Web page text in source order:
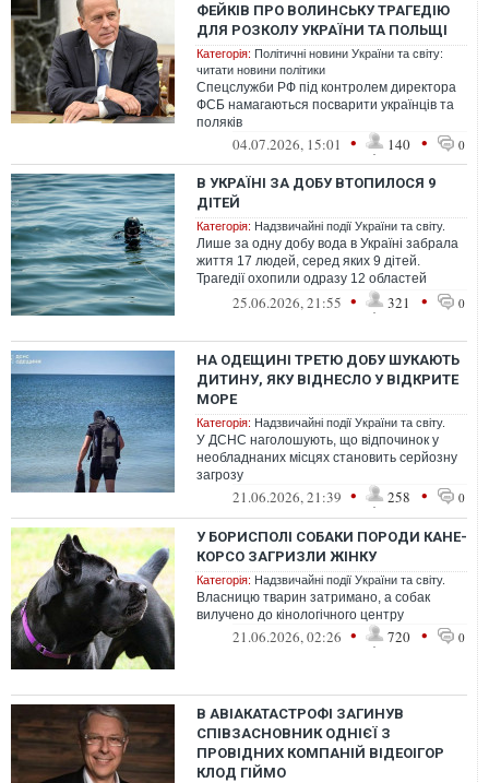
ФЕЙКІВ ПРО ВОЛИНСЬКУ ТРАГЕДІЮ
ДЛЯ РОЗКОЛУ УКРАЇНИ ТА ПОЛЬЩІ
Категорія: Політичні новини України та світу:
читати новини політики
Спецслужби РФ під контролем директора
ФСБ намагаються посварити українців та
поляків
04.07.2026, 15:01 • 140 • 0
В УКРАЇНІ ЗА ДОБУ ВТОПИЛОСЯ 9
ДІТЕЙ
Категорія: Надзвичайні події України та світу.
Лише за одну добу вода в Україні забрала
життя 17 людей, серед яких 9 дітей.
Трагедії охопили одразу 12 областей
країни25.06.2026, 21:55 • 321 • 0
НА ОДЕЩИНІ ТРЕТЮ ДОБУ ШУКАЮТЬ
ДИТИНУ, ЯКУ ВІДНЕСЛО У ВІДКРИТЕ
МОРЕ
Категорія: Надзвичайні події України та світу.
У ДСНС наголошують, що відпочинок у
необладнаних місцях становить серйозну
загрозу
21.06.2026, 21:39 • 258 • 0
У БОРИСПОЛІ СОБАКИ ПОРОДИ КАНЕ-
КОРСО ЗАГРИЗЛИ ЖІНКУ
Категорія: Надзвичайні події України та світу.
Власницю тварин затримано, а собак
вилучено до кінологічного центру
21.06.2026, 02:26 • 720 • 0
В АВІАКАТАСТРОФІ ЗАГИНУВ
СПІВЗАСНОВНИК ОДНІЄЇ З
ПРОВІДНИХ КОМПАНІЙ ВІДЕОІГОР
КЛОД ГІЙМО